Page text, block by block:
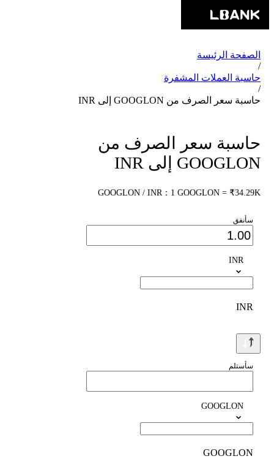
الصفحة الرئيسة
/
حاسبة العملات المشفرة
/
حاسبة سعر الصرف من GOOGLON إلى INR
حاسبة سعر الصرف من
GOOGLON إلى INR
GOOGLON / INR：1 GOOGLON = ₹34.29K
سأنفق
INR
INR
سأستلم
GOOGLON
GOOGLON